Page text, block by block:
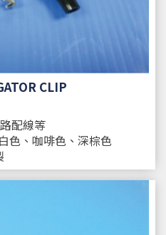
CLIP
配線等
色、咖啡色、深棕色